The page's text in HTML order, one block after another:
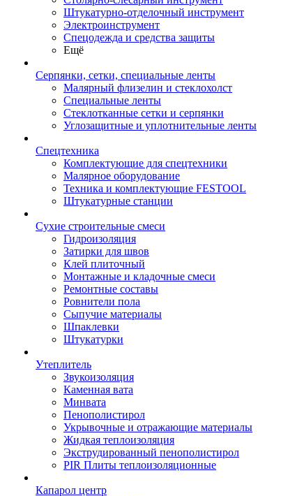
Штукатурно-отделочный инструмент
Электроинструмент
Спецодежда и средства защиты
Ещё
Серпянки, сетки, специальные ленты
Малярный флизелин и стеклохолст
Специальные ленты
Стеклотканные сетки и серпянки
Углозащитные и уплотнительные ленты
Спецтехника
Комплектующие для спецтехники
Малярное оборудование
Техника и комплектующие FESTOOL
Штукатурные станции
Сухие строительные смеси
Гидроизоляция
Затирки для швов
Клей плиточный
Монтажные и кладочные смеси
Ремонтные составы
Ровнители пола
Сыпучие материалы
Шпаклевки
Штукатурки
Утеплитель
Звукоизоляция
Каменная вата
Минвата
Пенополистирол
Укрывочные и отражающие материалы
Жидкая теплоизоляция
Экструдированный пенополистирол
PIR Плиты теплоизоляционные
Капарол центр